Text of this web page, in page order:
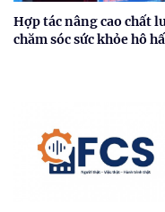
Hợp tác nâng cao chất
chăm sóc sức khỏe hô